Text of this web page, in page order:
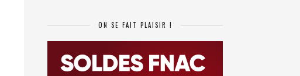
ON SE FAIT PLAISIR !